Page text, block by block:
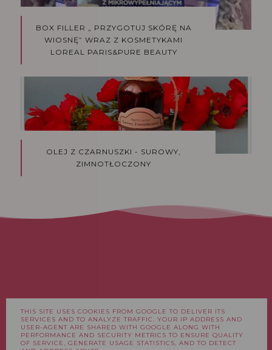
BOX FILLER „ PRZYGOTUJ SKÓRĘ NA
WIOSNĘ” WRAZ Z KOSMETYKAMI
LOREAL PARIS&PURE BEAUTY
OLEJ Z CZARNUSZKI - SUROWY,
ZIMNOTŁOCZONY
FACEBOOK INSTAGRAM
THIS SITE USES COOKIES FROM GOOGLE TO DELIVER ITS
SERVICES AND TO ANALYZE TRAFFIC. YOUR IP ADDRESS AND
USER-AGENT ARE SHARED WITH GOOGLE ALONG WITH
PERFORMANCE AND SECURITY METRICS TO ENSURE QUALITY
OF SERVICE, GENERATE USAGE STATISTICS, AND TO DETECT